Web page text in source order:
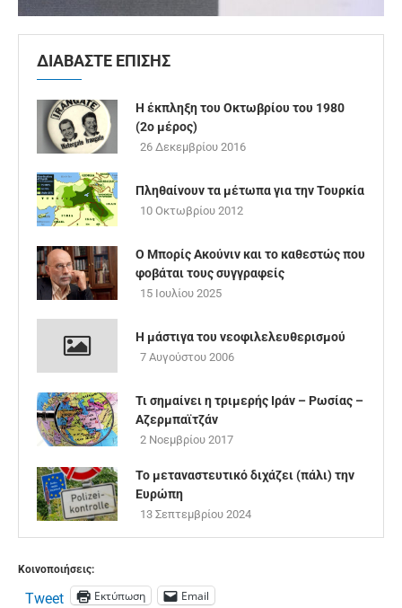
ΔΙΑΒΑΣΤΕ ΕΠΙΣΗΣ
Η έκπληξη του Οκτωβρίου του 1980
(2ο μέρος)
26 Δεκεμβρίου 2016
Πληθαίνουν τα μέτωπα για την Τουρκία
10 Οκτωβρίου 2012
Ο Μπορίς Ακούνιν και το καθεστώς που
φοβάται τους συγγραφείς
15 Ιουλίου 2025
Η μάστιγα του νεοφιλελευθερισμού
7 Αυγούστου 2006
Τι σημαίνει η τριμερής Ιράν – Ρωσίας –
Αζερμπαϊτζάν
2 Νοεμβρίου 2017
Το μεταναστευτικό διχάζει (πάλι) την
Ευρώπη
13 Σεπτεμβρίου 2024
Κοινοποιήσεις:
Tweet Εκτύπωση Email